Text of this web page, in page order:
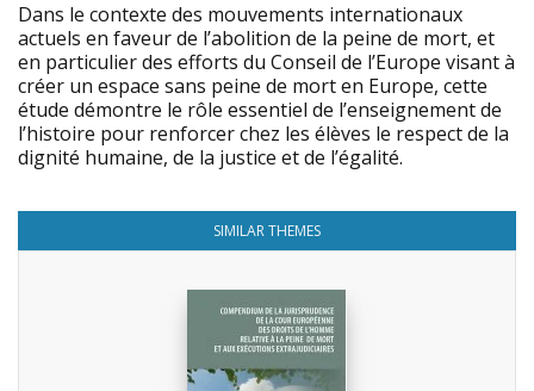
Dans le contexte des mouvements internationaux
actuels en faveur de l’abolition de la peine de mort, et
en particulier des efforts du Conseil de l’Europe visant à
créer un espace sans peine de mort en Europe, cette
étude démontre le rôle essentiel de l’enseignement de
l’histoire pour renforcer chez les élèves le respect de la
dignité humaine, de la justice et de l’égalité.
SIMILAR THEMES